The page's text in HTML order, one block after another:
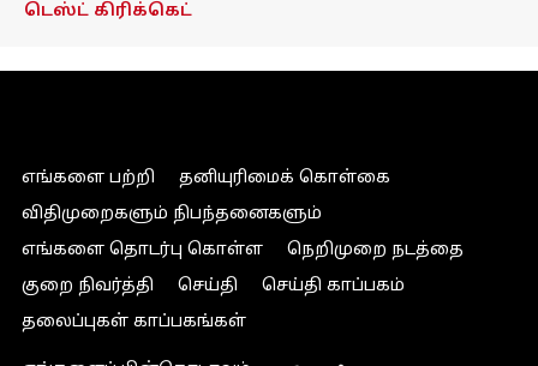
டெஸ்ட் கிரிக்கெட்
எங்களை பற்றி
தனியுரிமைக் கொள்கை
விதிமுறைகளும் நிபந்தனைகளும்
எங்களை தொடர்பு கொள்ள
நெறிமுறை நடத்தை
குறை நிவர்த்தி
செய்தி
செய்தி காப்பகம்
தலைப்புகள் காப்பகங்கள்